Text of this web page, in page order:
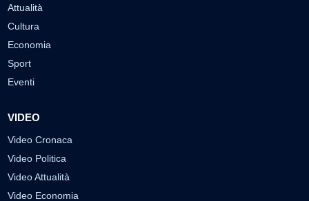
Attualità
Cultura
Economia
Sport
Eventi
VIDEO
Video Cronaca
Video Politica
Video Attualità
Video Economia